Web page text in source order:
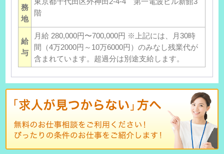
務
地
階
給
与
月給 280,000円〜700,000円 ※上記には、月30時
間（4万2000円～10万6000円）のみなし残業代が
含まれています。超過分は別途支給します。